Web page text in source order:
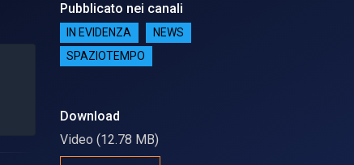
Pubblicato nei canali
IN EVIDENZA
NEWS
SPAZIOTEMPO
Download
Video (12.78 MB)